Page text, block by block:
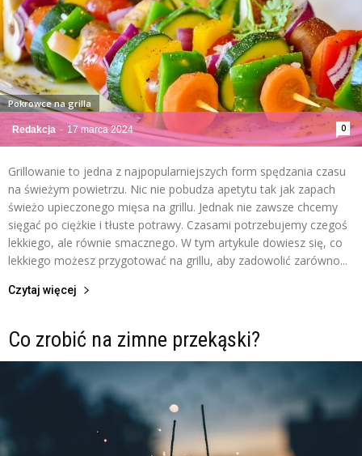
Redakcja - 17 marca 2024 0
Pokrowce na grilla
Grillowanie to jedna z najpopularniejszych form spędzania czasu
na świeżym powietrzu. Nic nie pobudza apetytu tak jak zapach
świeżo upieczonego mięsa na grillu. Jednak nie zawsze chcemy
sięgać po ciężkie i tłuste potrawy. Czasami potrzebujemy czegoś
lekkiego, ale równie smacznego. W tym artykule dowiesz się, co
lekkiego możesz przygotować na grillu, aby zadowolić zarówno...
Czytaj więcej
Co zrobić na zimne przekąski?